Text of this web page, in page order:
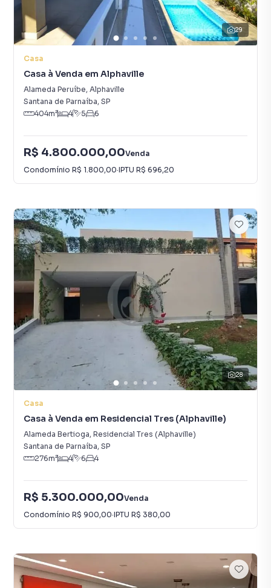
29
Casa
Casa à Venda em Alphaville
Alameda Peruíbe, Alphaville
Santana de Parnaíba, SP
404m² 4 5 6
R$ 4.800.000,00Venda
Condomínio R$ 1.800,00·IPTU R$ 696,20
28
Casa
Casa à Venda em Residencial Tres (Alphaville)
Alameda Bertioga, Residencial Tres (Alphaville)
Santana de Parnaíba, SP
276m² 4 6 4
R$ 5.300.000,00Venda
Condomínio R$ 900,00·IPTU R$ 380,00